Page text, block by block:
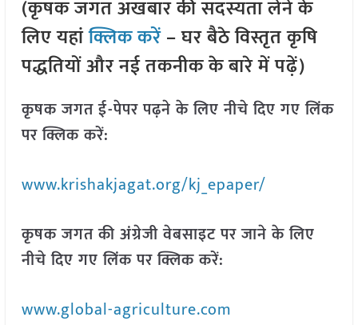
(कृषक जगत अखबार की सदस्यता लेने के
लिए यहांक्लिक करें– घर बैठे विस्तृत कृषि
पद्धतियों और नई तकनीक के बारे में पढ़ें)
कृषक जगत ई-पेपर पढ़ने के लिए नीचे दिए गए लिंक
पर क्लिक करें:
www.krishakjagat.org/kj_epaper/
कृषक जगत की अंग्रेजी वेबसाइट पर जाने के लिए
नीचे दिए गए लिंक पर क्लिक करें:
www.global-agriculture.com